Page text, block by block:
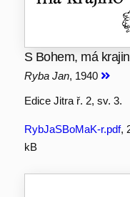
S Bohem, má
Ryba Jan, 1940
Edice Jitra ř. 2, sv. 3.
RybJaSBoMaK-r.pdf,
kB